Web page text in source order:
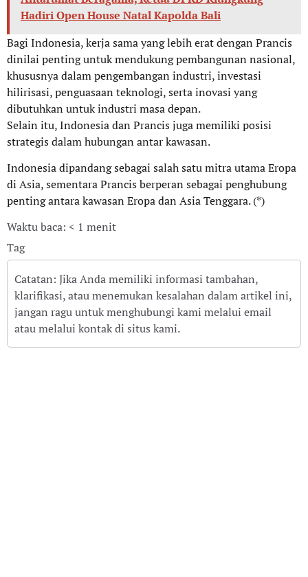
Hadiri Open House Natal Kapolda Bali
Bagi Indonesia, kerja sama yang lebih erat dengan Prancis
dinilai penting untuk mendukung pembangunan nasional,
khususnya dalam pengembangan industri, investasi
hilirisasi, penguasaan teknologi, serta inovasi yang
dibutuhkan untuk industri masa depan.
Selain itu, Indonesia dan Prancis juga memiliki posisi
strategis dalam hubungan antar kawasan.
Indonesia dipandang sebagai salah satu mitra utama Eropa
di Asia, sementara Prancis berperan sebagai penghubung
penting antara kawasan Eropa dan Asia Tenggara. (*)
Waktu baca: < 1 menit
Tag
Catatan: Jika Anda memiliki informasi tambahan,
klarifikasi, atau menemukan kesalahan dalam artikel ini,
jangan ragu untuk menghubungi kami melalui email
atau melalui kontak di situs kami.